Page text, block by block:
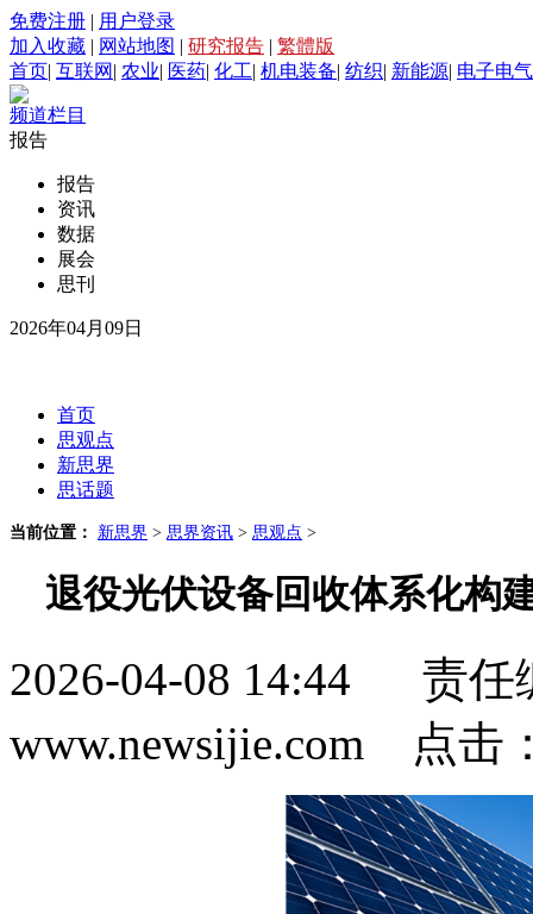
免费注册 | 用户登录
加入收藏 | 网站地图 | 研究报告 | 繁體版
首页| 互联网 | 农业| 医药| 化工| 机电装备| 纺织| 新能源| 电子电气
频道栏目
报告
报告
资讯
数据
展会
思刊
2026年04月09日
首页
思观点
新思界
思话题
当前位置： 新思界 > 思界资讯 > 思观点 >
退役光伏设备回收体系化构
2026-04-08 14:44 责
www.newsijie.com 点击